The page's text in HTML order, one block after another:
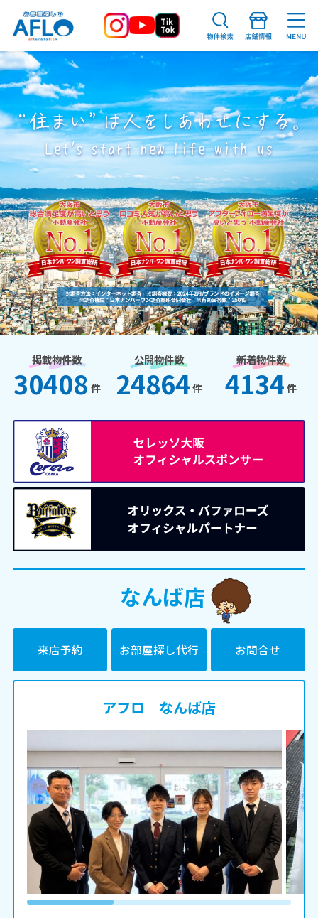
掲載物件数
30408 件
公開物件数
24864 件
新着物件数
4134 件
なんば店
来店予約 お部屋探し代行 お問合せ
アフロ なんば店